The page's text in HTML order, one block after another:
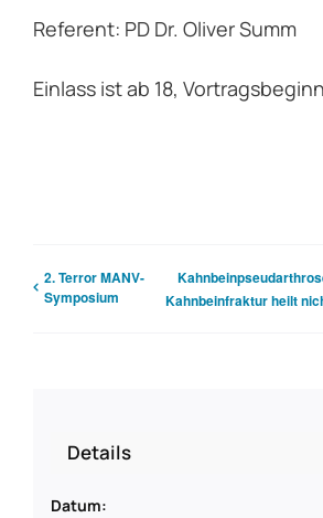
Referent: PD Dr. Oliver Summ
Einlass ist ab 18,
2. Terror MANV-
Symposium
Kahnbeinfraktur heilt
Details
Datum: